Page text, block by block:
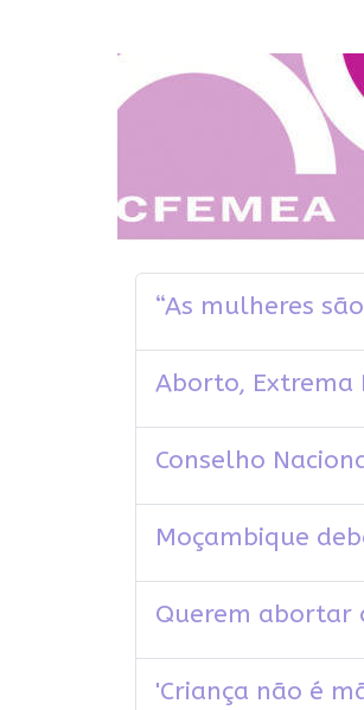
“As mulheres
Aborto, Extrema
Conselho
Moçambique
Querem abortar
'Criança não é